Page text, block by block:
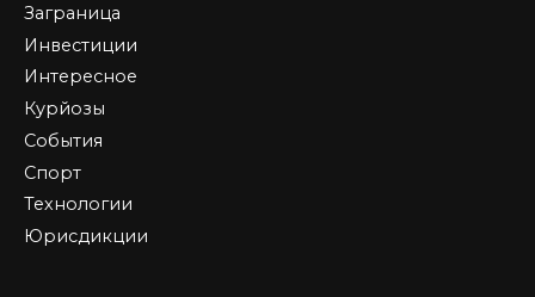
Заграница
Инвестиции
Интересное
Курйозы
События
Спорт
Технологии
Юрисдикции